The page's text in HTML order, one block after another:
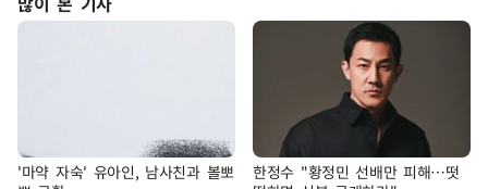
'마약 자숙' 유아인, 남사친과 볼뽀
한정수 "황정민 선배만 피해…떳